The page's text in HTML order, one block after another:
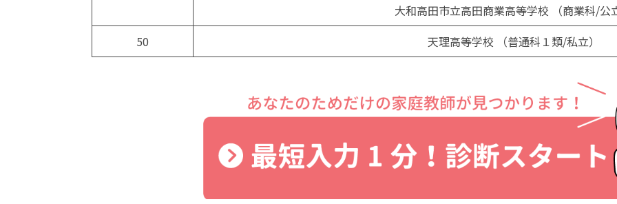
大和高田市立高田商業高等学校 （商業科/公
50
天理高等学校 （普通科１類/私立）